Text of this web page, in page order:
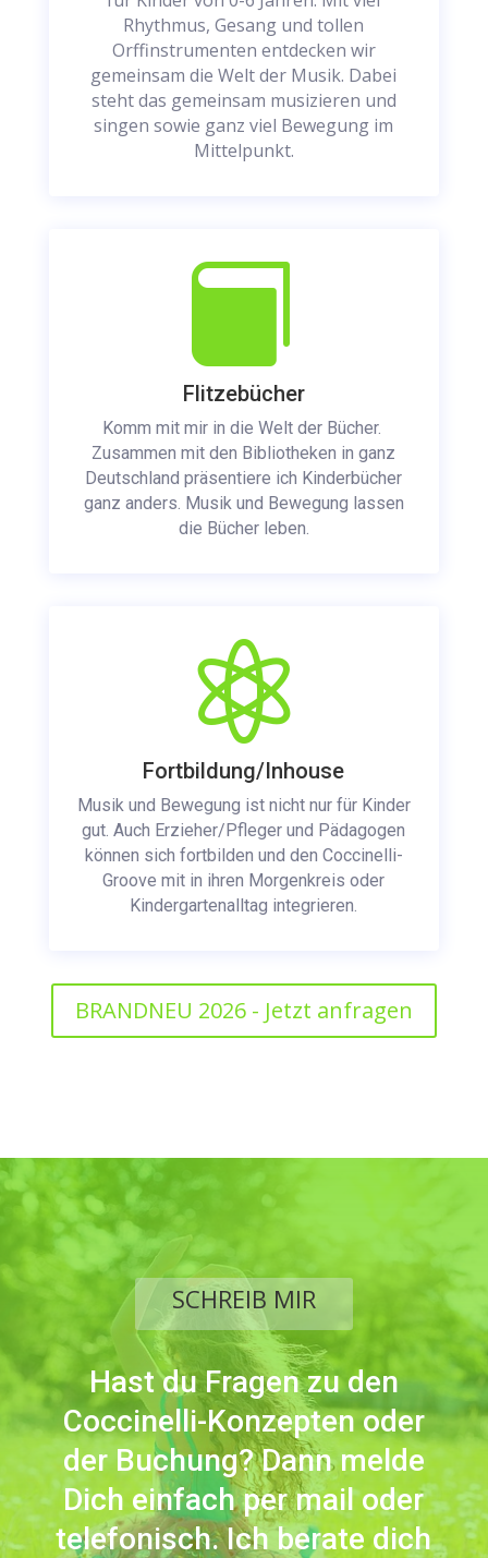
Rhythmus, Gesang und tollen
Orffinstrumenten entdecken wir
gemeinsam die Welt der Musik. Dabei
steht das gemeinsam musizieren und
singen sowie ganz viel Bewegung im
Mittelpunkt.

Flitzebücher
Komm mit mir in die Welt der Bücher.
Zusammen mit den Bibliotheken in ganz
Deutschland präsentiere ich Kinderbücher
ganz anders. Musik und Bewegung lassen
die Bücher leben.

Fortbildung/Inhouse
Musik und Bewegung ist nicht nur für Kinder
gut. Auch Erzieher/Pfleger und Pädagogen
können sich fortbilden und den Coccinelli-
Groove mit in ihren Morgenkreis oder
Kindergartenalltag integrieren.
BRANDNEU 2026 - Jetzt anfragen
SCHREIB MIR
Hast du Fragen zu den
Coccinelli-Konzepten oder
der Buchung? Dann melde
Dich einfach per mail oder
telefonisch. Ich berate dich